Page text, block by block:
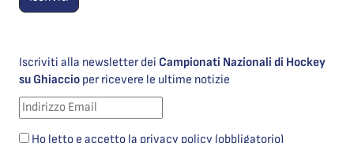
Iscriviti alla newsletter dei Campionati Nazionali di Hockey
su Ghiaccio per ricevere le ultime notizie
Ho letto e accetto la privacy policy (obbligatorio)